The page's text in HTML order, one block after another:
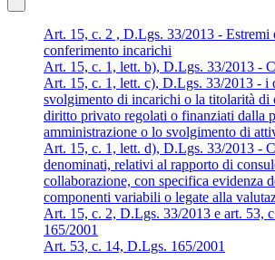
Art. 15, c. 2 , D.Lgs. 33/2013 - Estremi
conferimento incarichi
Art. 15, c. 1, lett. b), D.Lgs. 33/2013 -
Art. 15, c. 1, lett. c), D.Lgs. 33/2013 - i
svolgimento di incarichi o la titolarità di
diritto privato regolati o finanziati dalla
amministrazione o lo svolgimento di
Art. 15, c. 1, lett. d), D.Lgs. 33/2013 -
denominati, relativi al rapporto di
collaborazione, con specifica evidenza
componenti variabili o legate alla
Art. 15, c. 2, D.Lgs. 33/2013 e art. 53,
165/2001
Art. 53, c. 14, D.Lgs. 165/2001